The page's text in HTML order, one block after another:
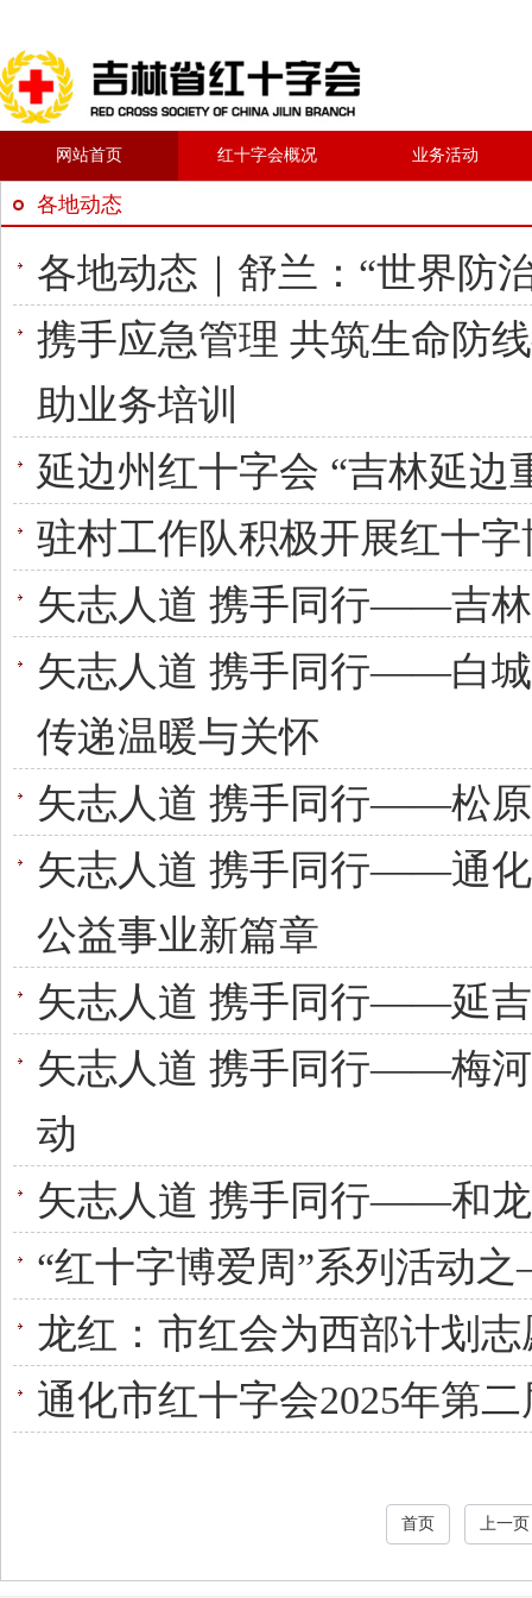
网站首页 红十字会概况 业务活动
各地动态
各地动态｜舒兰：“世界防
携手应急管理 共筑生命防
助业务培训
延边州红十字会 “吉林延边
驻村工作队积极开展红十
矢志人道 携手同行——吉林
矢志人道 携手同行——白城
传递温暖与关怀
矢志人道 携手同行——松原
矢志人道 携手同行——通化
公益事业新篇章
矢志人道 携手同行——延吉
矢志人道 携手同行——梅河
动
矢志人道 携手同行——和龙
“红十字博爱周”系列活动
龙红：市红会为西部计划
通化市红十字会2025年第
首页 上一页